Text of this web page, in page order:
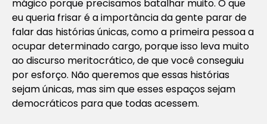
mágico porque precisamos batalhar muito. O que
eu queria frisar é a importância da gente parar de
falar das histórias únicas, como a primeira pessoa a
ocupar determinado cargo, porque isso leva muito
ao discurso meritocrático, de que você conseguiu
por esforço. Não queremos que essas histórias
sejam únicas, mas sim que esses espaços sejam
democráticos para que todas acessem.